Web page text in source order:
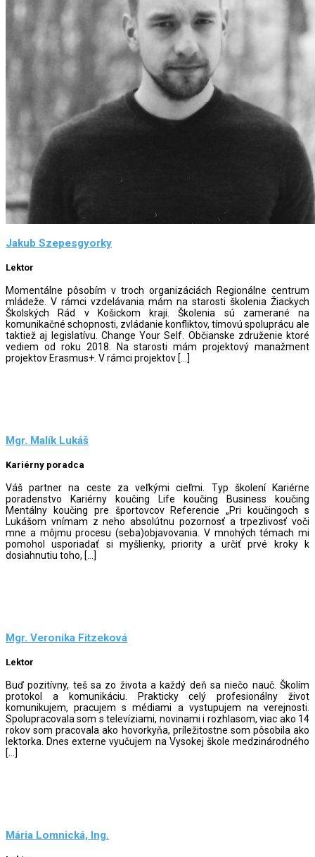
Jakub Szepesgyorky
Lektor
Momentálne pôsobím v troch organizáciách Regionálne centrum
mládeže. V rámci vzdelávania mám na starosti školenia Žiackych
Školských Rád v Košickom kraji. Školenia sú zamerané na
komunikačné schopnosti, zvládanie konfliktov, tímovú spoluprácu ale
taktiež aj legislatívu. Change Your Self. Občianske združenie ktoré
vediem od roku 2018. Na starosti mám projektový manažment
projektov Erasmus+. V rámci projektov […]
Mgr. Malík Lukáš
Kariérny poradca
Váš partner na ceste za veľkými cieľmi. Typ školení Kariérne
poradenstvo Kariérny koučing Life koučing Business koučing
Mentálny koučing pre športovcov Referencie „Pri koučingoch s
Lukášom vnímam z neho absolútnu pozornosť a trpezlivosť voči
mne a môjmu procesu (seba)objavovania. V mnohých témach mi
pomohol usporiadať si myšlienky, priority a určiť prvé kroky k
dosiahnutiu toho, […]
Mgr. Veronika Fitzeková
Lektor
Buď pozitívny, teš sa zo života a každý deň sa niečo nauč. Školím
protokol a komunikáciu. Prakticky celý profesionálny život
komunikujem, pracujem s médiami a vystupujem na verejnosti.
Spolupracovala som s televíziami, novinami i rozhlasom, viac ako 14
rokov som pracovala ako hovorkyňa, príležitostne som pôsobila ako
lektorka. Dnes externe vyučujem na Vysokej škole medzinárodného
[…]
Mária Lomnická, Ing.